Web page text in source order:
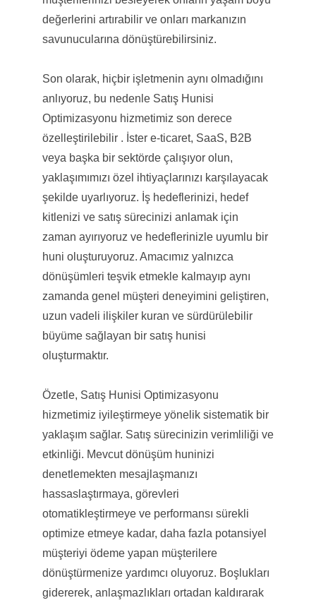
değerlerini artırabilir ve onları markanızın
savunucularına dönüştürebilirsiniz.
Son olarak, hiçbir işletmenin aynı olmadığını
anlıyoruz, bu nedenle Satış Hunisi
Optimizasyonu hizmetimiz son derece
özelleştirilebilir . İster e-ticaret, SaaS, B2B
veya başka bir sektörde çalışıyor olun,
yaklaşımımızı özel ihtiyaçlarınızı karşılayacak
şekilde uyarlıyoruz. İş hedeflerinizi, hedef
kitlenizi ve satış sürecinizi anlamak için
zaman ayırıyoruz ve hedeflerinizle uyumlu bir
huni oluşturuyoruz. Amacımız yalnızca
dönüşümleri teşvik etmekle kalmayıp aynı
zamanda genel müşteri deneyimini geliştiren,
uzun vadeli ilişkiler kuran ve sürdürülebilir
büyüme sağlayan bir satış hunisi
oluşturmaktır.
Özetle, Satış Hunisi Optimizasyonu
hizmetimiz iyileştirmeye yönelik sistematik bir
yaklaşım sağlar. Satış sürecinizin verimliliği ve
etkinliği. Mevcut dönüşüm huninizi
denetlemekten mesajlaşmanızı
hassaslaştırmaya, görevleri
otomatikleştirmeye ve performansı sürekli
optimize etmeye kadar, daha fazla potansiyel
müşteriyi ödeme yapan müşterilere
dönüştürmenize yardımcı oluyoruz. Boşlukları
gidererek, anlaşmazlıkları ortadan kaldırarak